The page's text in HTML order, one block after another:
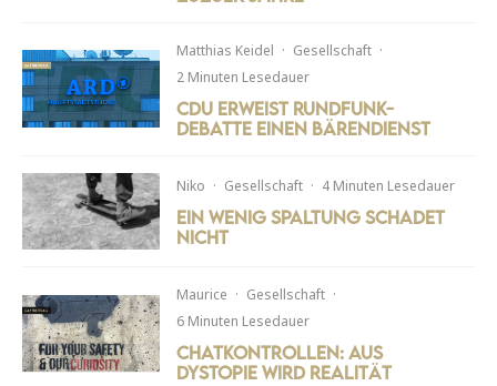
Matthias Keidel · Gesellschaft ·
2 Minuten Lesedauer
CDU erweist Rundfunk-
Debatte einen Bärendienst
Niko · Gesellschaft · 4 Minuten Lesedauer
Ein wenig Spaltung schadet
nicht
Maurice · Gesellschaft ·
6 Minuten Lesedauer
Chatkontrollen: Aus
Dystopie wird Realität